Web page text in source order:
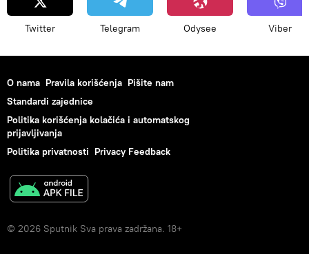
Twitter Telegram Odysee Viber
O nama Pravila korišćenja Pišite nam
Standardi zajednice
Politika korišćenja kolačića i automatskog
prijavljivanja
Politika privatnosti Privacy Feedback
© 2026 Sputnik Sva prava zadržana. 18+